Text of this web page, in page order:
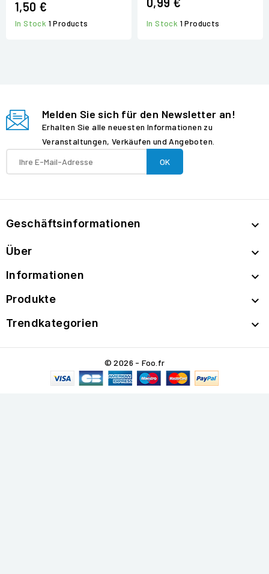
1,50 €
In Stock 1 Products In Stock 1 Products
Melden Sie sich für den Newsletter an!
Erhalten Sie alle neuesten Informationen zu
Veranstaltungen, Verkäufen und Angeboten.
Geschäftsinformationen 
Über 
Informationen 
Produkte 
Trendkategorien 
© 2026 - Foo.fr